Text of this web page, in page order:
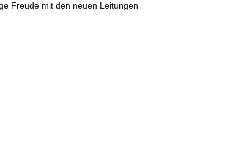
Freude mit den neuen Leitungen